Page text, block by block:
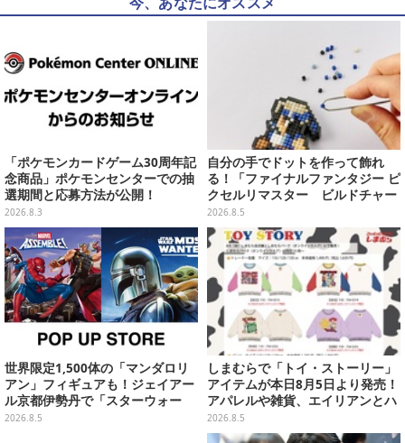
「ポケモンカードゲーム30周年記
念商品」ポケモンセンターでの抽
選期間と応募方法が公開！
2026.8.3
自分の手でドットを作って飾れ
る！「ファイナルファンタジー ピ
クセルリマスター ビルドチャー
ムコレクション Vol.3」が予約
開始
2026.8.5
世界限定1,500体の「マンダロリ
アン」フィギュアも！ジェイアー
ル京都伊勢丹で「スターウォー
ズ」&「マーベル」ポップアップ
2026.8.5
しまむらで「トイ・ストーリー」
アイテムが本日8月5日より発売！
アパレルや雑貨、エイリアンとハ
ムのダイカットクッションなど盛
りだくさん
2026.8.5